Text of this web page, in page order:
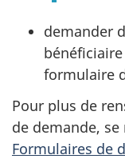
demander
formulaire
Pour plus de
de demande, se
Formulaires de